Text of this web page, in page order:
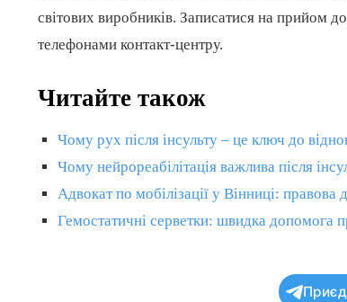
світових виробників. Записатися на прийом до
телефонами контакт-центру.
Читайте також
Чому рух після інсульту – це ключ до
Чому нейрореабілітація важлива після
Адвокат по мобілізації у Вінниці:
Гемостатичні серветки: швидка допомога